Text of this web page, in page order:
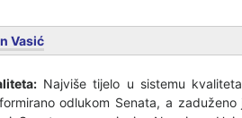
Vasić
Najviše tijelo u sistemu
odlukom Senata, a